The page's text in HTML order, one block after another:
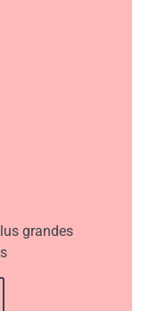
grandes